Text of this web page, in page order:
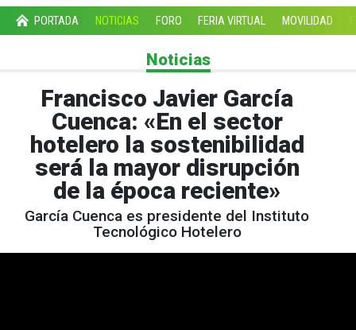
PORTADA NOTICIAS FORO FERIA VIRTUAL MOVILIDAD
Noticias
Francisco Javier García
Cuenca: «En el sector
hotelero la sostenibilidad
será la mayor disrupción
de la época reciente»
García Cuenca es presidente del Instituto
Tecnológico Hotelero